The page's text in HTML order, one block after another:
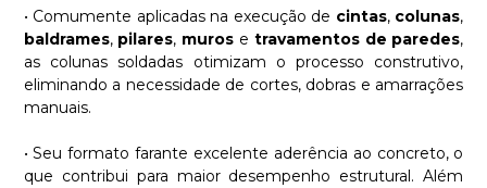
• Comumente aplicadas na execução de cintas, colunas,
baldrames, pilares, muros e travamentos de paredes,
as colunas soldadas otimizam o processo construtivo,
eliminando a necessidade de cortes, dobras e amarrações
manuais.
• Seu formato farante excelente aderência ao concreto, o
que contribui para maior desempenho estrutural. Além